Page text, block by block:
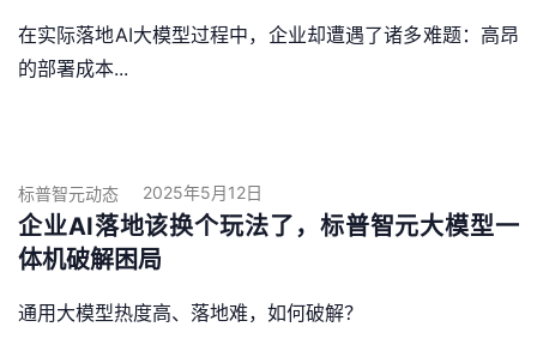
在实际落地AI大模型过程中，企业却遭遇了诸多难题：高昂
的部署成本...
标普智元动态 2025年5月12日
企业AI落地该换个玩法了，标普智元大模型一
体机破解困局
通用大模型热度高、落地难，如何破解？